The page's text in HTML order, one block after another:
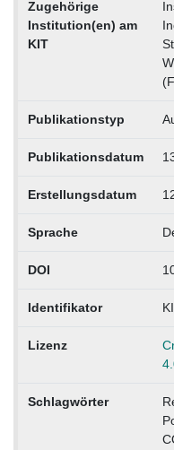
Zugehörige
Institution(en) am
KIT
Publikationstyp
Publikationsdatum
Erstellungsdatum
Sprache
DOI
Identifikator
Lizenz
Schlagwörter